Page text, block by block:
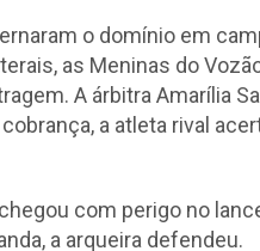
o domínio em
as Meninas do
A árbitra Amarília
a atleta rival
com perigo no
a arqueira defendeu.